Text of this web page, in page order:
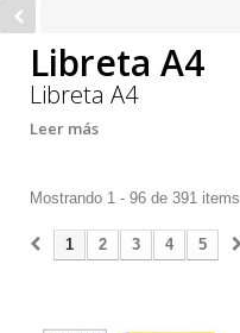
Libreta A4
Libreta A4
Leer más
Mostrando 1 - 96 de 391 items
1 2 3 4 5